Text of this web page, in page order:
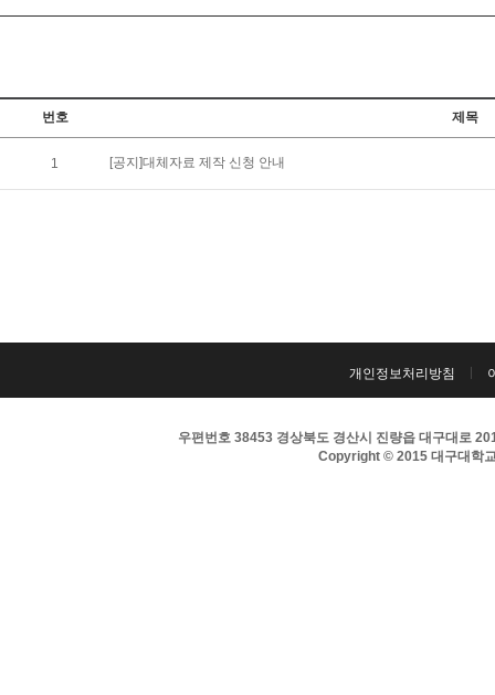
번호 제목
1 [공지]대체자료 제작 신청 안내
개인정보처리방침
우편번호 38453 경상북도 경산시 진량읍 대구대로
Copyright © 2015 대구대학